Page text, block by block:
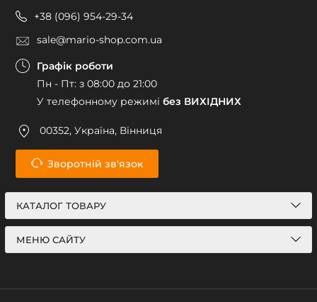
+38 (096) 954-29-34
sale@mario-shop.com.ua
Графік роботи
Пн - Пт: з 08:00 до 21:00
У телефонному режимі без ВИХІДНИХ
00352, Україна, Вінниця
Зворотній зв'язок
КАТАЛОГ ТОВАРУ
МЕНЮ САЙТУ